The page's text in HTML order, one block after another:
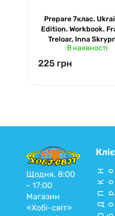
Prepare 7клас.
Edition. Workbook.
Treloar, Inna
Cambridge. Лінгвіст
В наявності
225 грн
Щодня, 8:00
- 17:00
Магазин
«Хобі-світ»